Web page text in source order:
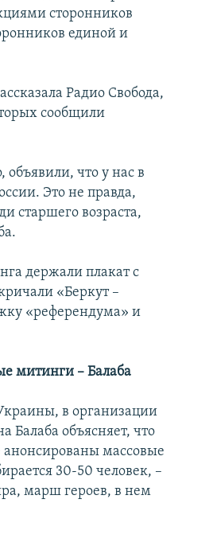
сторонников
единой и
Радио Свобода,
сообщили
что у нас в
Это не правда,
старшего возраста,
держали плакат с
«Беркут –
«референдума» и
митинги – Балаба
в организации
Балаба объясняет, что
массовые
30-50 человек, –
марш героев, в нем